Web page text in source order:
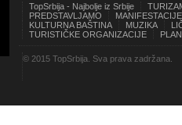
TopSrbija - Najbolje iz Srbije
PREDSTAVLJAMO
MANIFESTACIJE
KULTURNA BAŠTINA
MUZIKA
TURISTIČKE ORGANIZACIJE
© 2015 TopSrbija. Sva prava zadržana.